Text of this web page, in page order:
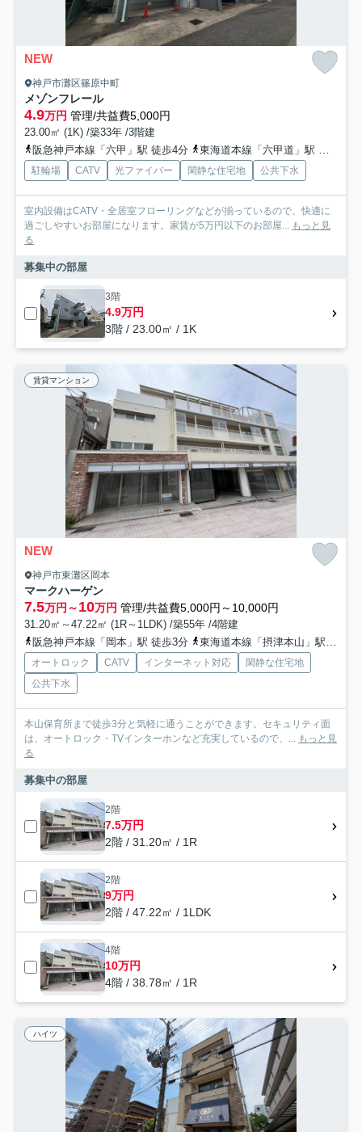
NEW
神戸市灘区篠原中町
メゾンフレール
4.9万円 管理/共益費5,000円
23.00㎡ (1K) /築33年 /3階建
阪急神戸本線「六甲」駅 徒歩4分
東海道本線「六甲道」駅 徒歩9分
駐輪場 CATV 光ファイバー 閑静な住宅地 公共下水
室内設備はCATV・全居室フローリングなどが揃っているので、快適に
過ごしやすいお部屋になります。家賃が5万円以下のお部屋... もっと見
る
募集中の部屋
3階
4.9万円
3階 / 23.00㎡ / 1K
賃貸マンション
NEW
神戸市東灘区岡本
マークハーゲン
7.5万円～10万円 管理/共益費5,000円～10,000円
31.20㎡～47.22㎡ (1R～1LDK) /築55年 /4階建
阪急神戸本線「岡本」駅 徒歩3分
東海道本線「摂津本山」駅 徒歩5分
オートロック CATV インターネット対応
閑静な住宅地
公共下水
本山保育所まで徒歩3分と気軽に通うことができます。セキュリティ面
は、オートロック・TVインターホンなど充実しているので、... もっと見
る
募集中の部屋
2階
7.5万円
2階 / 31.20㎡ / 1R
2階
9万円
2階 / 47.22㎡ / 1LDK
4階
10万円
4階 / 38.78㎡ / 1R
ハイツ